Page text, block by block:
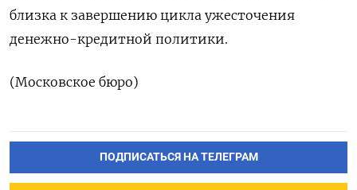
близка к завершению цикла ужесточения
денежно-кредитной политики.
(Московское бюро)
ПОДПИСАТЬСЯ НА ТЕЛЕГРАМ